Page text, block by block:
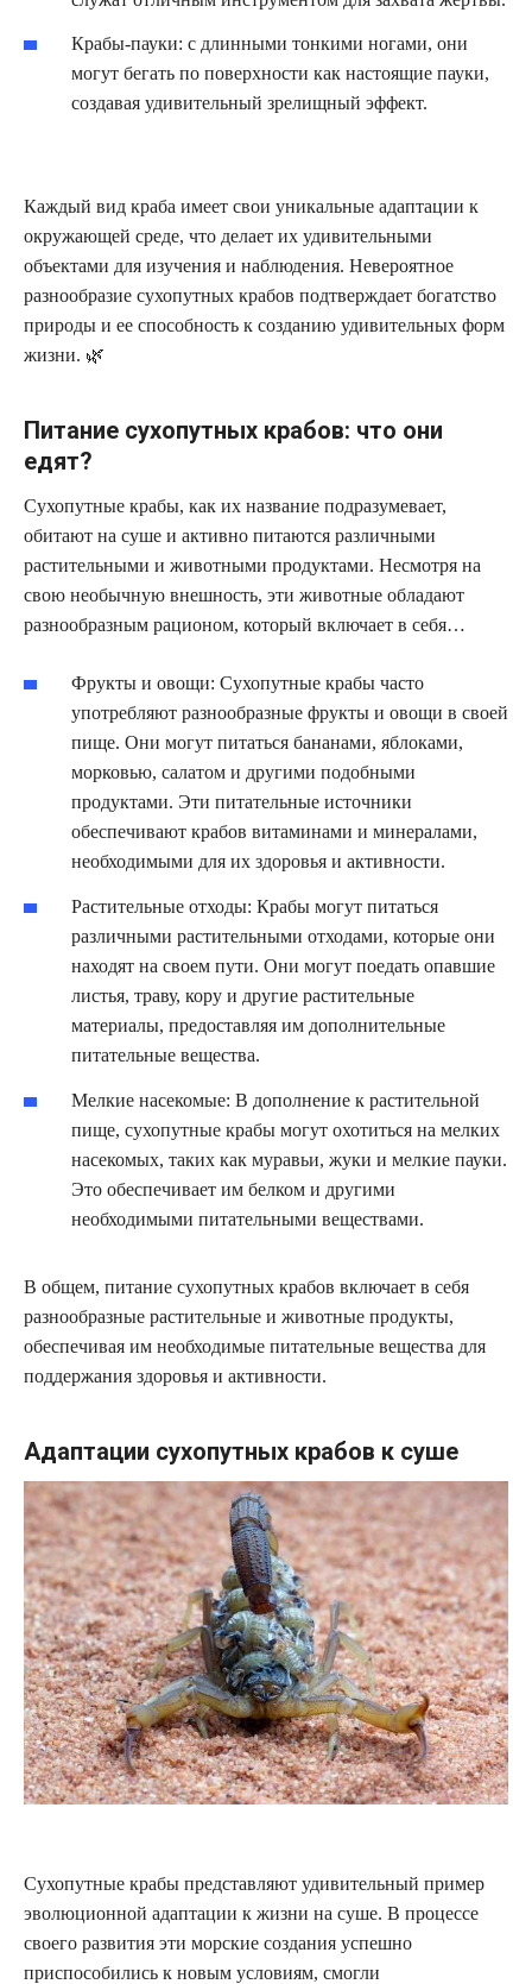
Крабы-пауки: с длинными тонкими ногами, они
могут бегать по поверхности как настоящие пауки,
создавая удивительный зрелищный эффект.
Каждый вид краба имеет свои уникальные адаптации к
окружающей среде, что делает их удивительными
объектами для изучения и наблюдения. Невероятное
разнообразие сухопутных крабов подтверждает богатство
природы и ее способность к созданию удивительных форм
жизни. 🌿
Питание сухопутных крабов: что они
едят?
Сухопутные крабы, как их название подразумевает,
обитают на суше и активно питаются различными
растительными и животными продуктами. Несмотря на
свою необычную внешность, эти животные обладают
разнообразным рационом, который включает в себя…
Фрукты и овощи: Сухопутные крабы часто
употребляют разнообразные фрукты и овощи в своей
пище. Они могут питаться бананами, яблоками,
морковью, салатом и другими подобными
продуктами. Эти питательные источники
обеспечивают крабов витаминами и минералами,
необходимыми для их здоровья и активности.
Растительные отходы: Крабы могут питаться
различными растительными отходами, которые они
находят на своем пути. Они могут поедать опавшие
листья, траву, кору и другие растительные
материалы, предоставляя им дополнительные
питательные вещества.
Мелкие насекомые: В дополнение к растительной
пище, сухопутные крабы могут охотиться на мелких
насекомых, таких как муравьи, жуки и мелкие пауки.
Это обеспечивает им белком и другими
необходимыми питательными веществами.
В общем, питание сухопутных крабов включает в себя
разнообразные растительные и животные продукты,
обеспечивая им необходимые питательные вещества для
поддержания здоровья и активности.
Адаптации сухопутных крабов к суше
Сухопутные крабы представляют удивительный пример
эволюционной адаптации к жизни на суше. В процессе
своего развития эти морские создания успешно
приспособились к новым условиям, смогли